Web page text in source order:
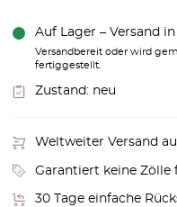
Auf Lager – Versand
Versandbereit oder wird
fertiggestellt.
Zustand: neu
Weltweiter Versand
Garantiert keine Zölle
30 Tage einfache